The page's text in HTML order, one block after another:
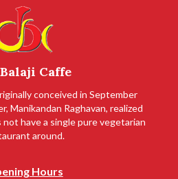
Caffe
conceived in September
Manikandan Raghavan, realized
have a single pure vegetarian
around.
Hours